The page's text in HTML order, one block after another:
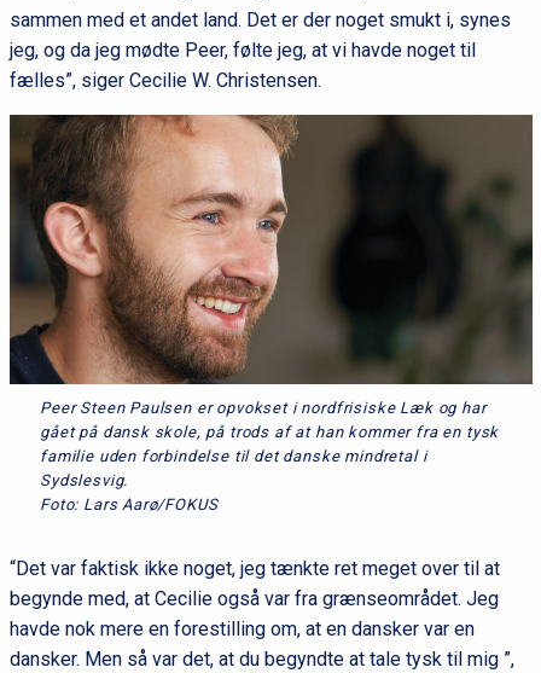
sammen med et andet land. Det er der noget smukt i, synes
jeg, og da jeg mødte Peer, følte jeg, at vi havde noget til
fælles”, siger Cecilie W. Christensen.
Peer Steen Paulsen er opvokset i nordfrisiske Læk og har
gået på dansk skole, på trods af at han kommer fra en tysk
familie uden forbindelse til det danske mindretal i
Sydslesvig.
Foto: Lars Aarø/FOKUS
“Det var faktisk ikke noget, jeg tænkte ret meget over til at
begynde med, at Cecilie også var fra grænseområdet. Jeg
havde nok mere en forestilling om, at en dansker var en
dansker. Men så var det, at du begyndte at tale tysk til mig ”,